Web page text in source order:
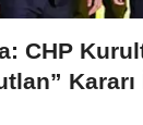
CHP
Kararı